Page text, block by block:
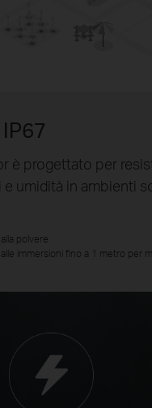
è progettato per
umidità in ambienti
polvere
immersioni fino a 1 metro per